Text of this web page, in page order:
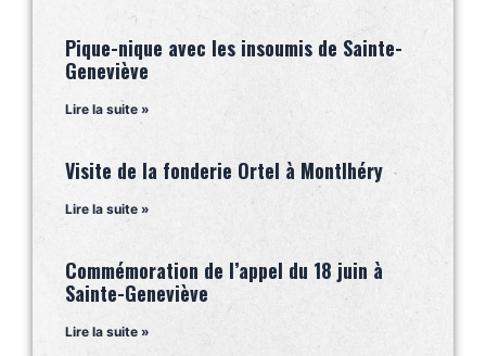
Pique-nique avec les insoumis de Sainte-
Geneviève
Lire la suite »
Visite de la fonderie Ortel à Montlhéry
Lire la suite »
Commémoration de l’appel du 18 juin à
Sainte-Geneviève
Lire la suite »